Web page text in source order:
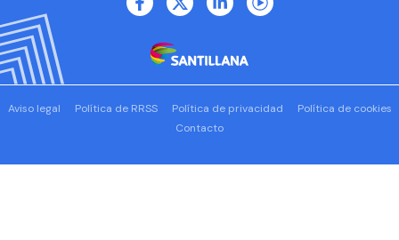
Aviso legal Política de RRSS Política de privacidad
Política de cookies
Contacto